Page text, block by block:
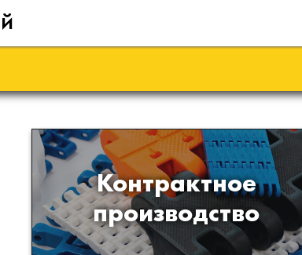
Контрактное
производство
Производство изделий из
пластиков и полимеров по
образцам либо чертежам
заказчика